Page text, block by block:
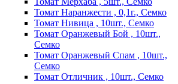
Томат Наранжести , 0,1г., Семко
Томат Нивица , 10шт., Семко
Томат Оранжевый Бой , 10шт.,
Семко
Томат Оранжевый Спам , 10шт.,
Семко
Томат Отличник , 10шт., Семко